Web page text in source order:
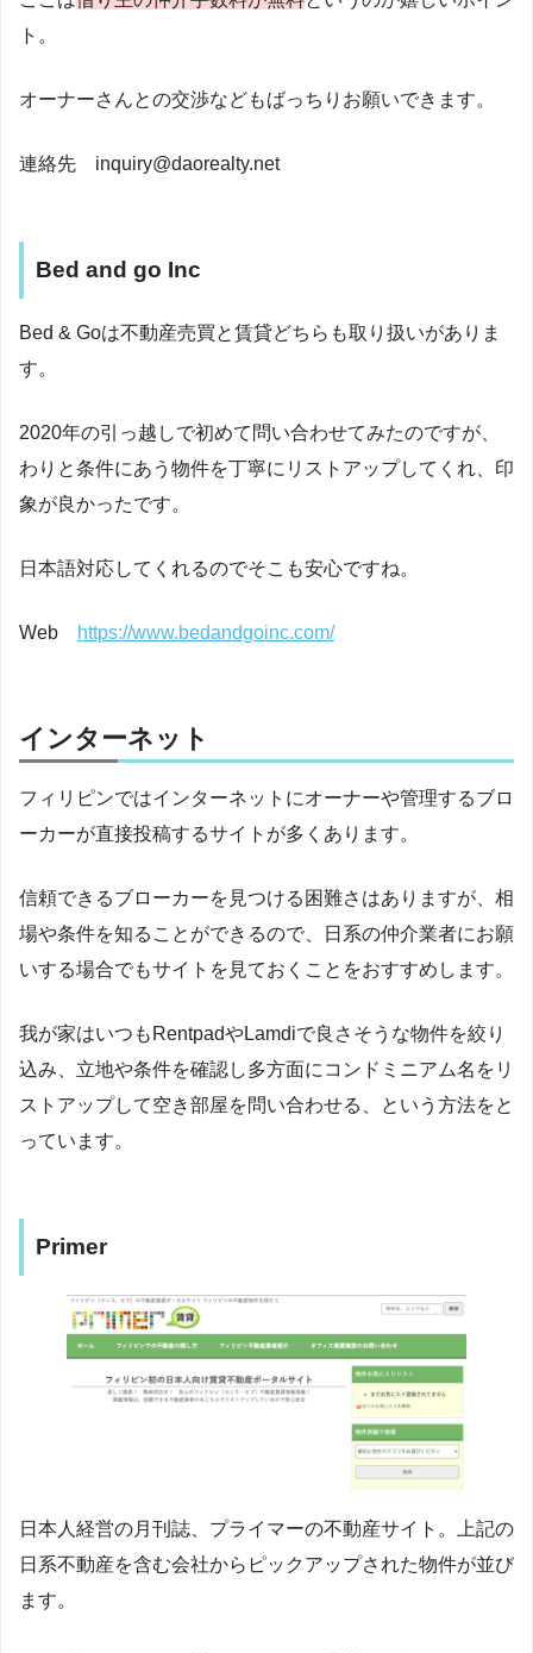
ト。
オーナーさんとの交渉などもばっちりお願いできます。
連絡先 inquiry@daorealty.net
Bed and go Inc
Bed & Goは不動産売買と賃貸どちらも取り扱いがありま
す。
2020年の引っ越しで初めて問い合わせてみたのですが、
わりと条件にあう物件を丁寧にリストアップしてくれ、印
象が良かったです。
日本語対応してくれるのでそこも安心ですね。
Web https://www.bedandgoinc.com/
インターネット
フィリピンではインターネットにオーナーや管理するブロ
ーカーが直接投稿するサイトが多くあります。
信頼できるブローカーを見つける困難さはありますが、相
場や条件を知ることができるので、日系の仲介業者にお願
いする場合でもサイトを見ておくことをおすすめします。
我が家はいつもRentpadやLamdiで良さそうな物件を絞り
込み、立地や条件を確認し多方面にコンドミニアム名をリ
ストアップして空き部屋を問い合わせる、という方法をと
っています。
Primer
日本人経営の月刊誌、プライマーの不動産サイト。上記の
日系不動産を含む会社からピックアップされた物件が並び
ます。